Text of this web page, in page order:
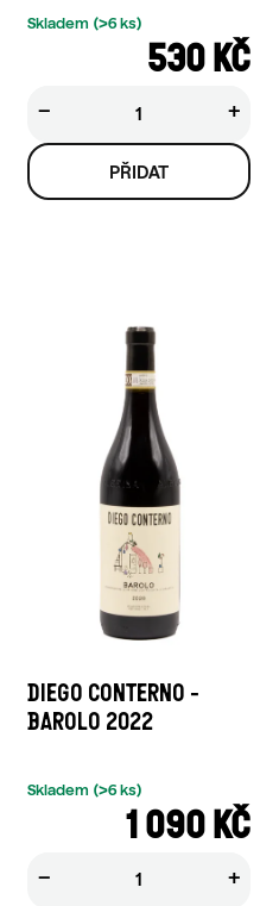
530 KČ
Skladem (>6 ks)
+
−
DIEGO CONTERNO -
BAROLO 2022
1 090 KČ
Skladem (>6 ks)
+
−